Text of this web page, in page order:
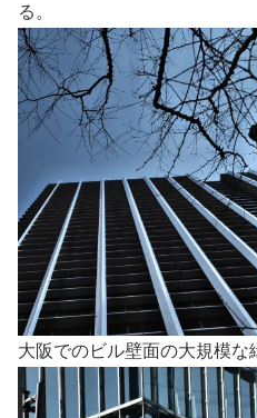
る。
大阪でのビル壁面の大規模な